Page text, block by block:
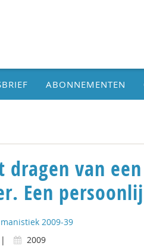
ABONNEMENTEN
dragen van
Een
2009-39
| 2009